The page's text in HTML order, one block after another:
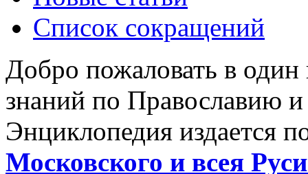
Список сокращений
Добро пожаловать в
знаний по Православию
Энциклопедия издается
Московского и всея